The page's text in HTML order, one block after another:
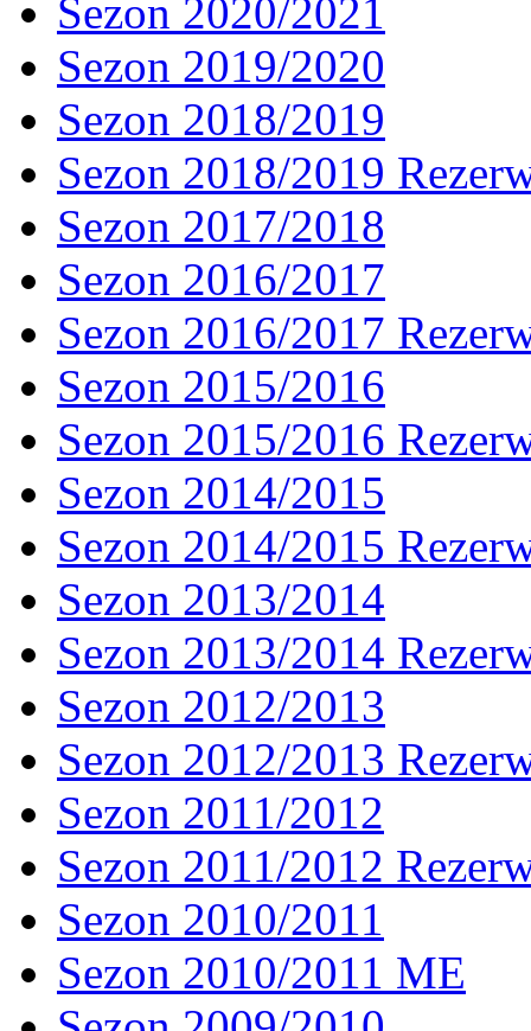
Sezon 2020/2021
Sezon 2019/2020
Sezon 2018/2019
Sezon 2018/2019
Sezon 2017/2018
Sezon 2016/2017
Sezon 2016/2017
Sezon 2015/2016
Sezon 2015/2016
Sezon 2014/2015
Sezon 2014/2015
Sezon 2013/2014
Sezon 2013/2014
Sezon 2012/2013
Sezon 2012/2013
Sezon 2011/2012
Sezon 2011/2012
Sezon 2010/2011
Sezon 2010/2011 ME